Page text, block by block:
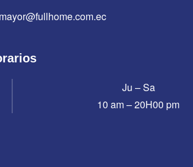
Ju – Sa
10 am – 20H00 pm